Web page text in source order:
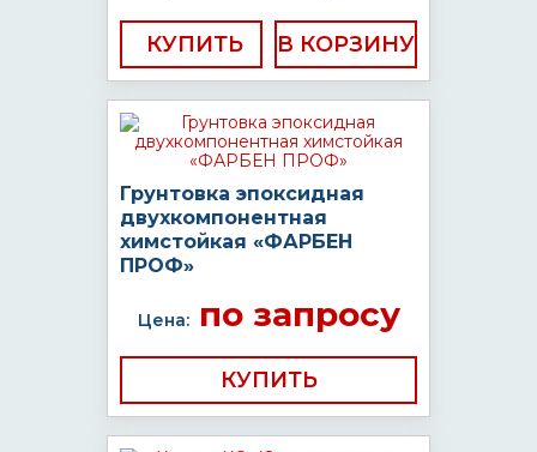
КУПИТЬ
Грунтовка эпоксидная
двухкомпонентная
химстойкая «ФАРБЕН
ПРОФ»
Цена:по запросу
КУПИТЬ